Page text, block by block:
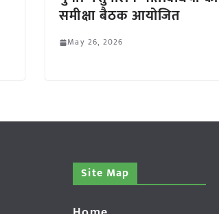
समीक्षा बैठक आयोजित
May 26, 2026
Site Map